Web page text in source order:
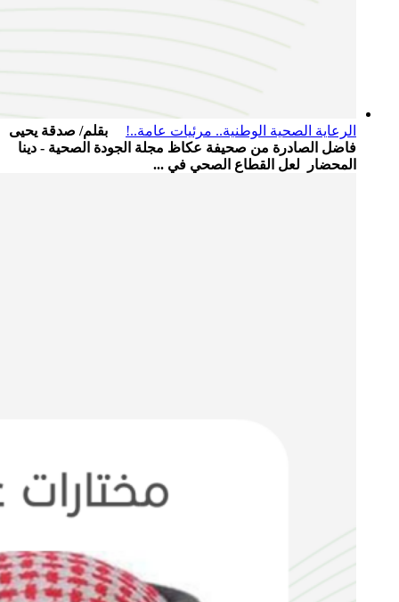
الرعاية الصحية الوطنية.. مرئيات عامة..!
بقلم/ صدقة يحيى
فاضل الصادرة من صحيفة عكاظ مجلة الجودة الصحية - دينا
المحضار لعل القطاع الصحي في ...